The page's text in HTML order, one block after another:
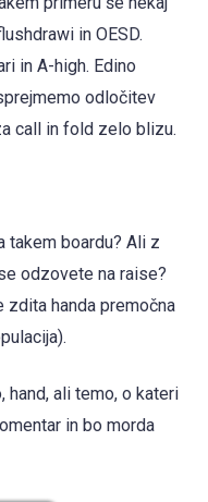
in OESD.
in A-high. Edino
odločitev
call in fold zelo blizu.
takem boardu? Ali z
odzovete na raise?
zdita handa premočna
hand, ali temo, o kateri
in bo morda